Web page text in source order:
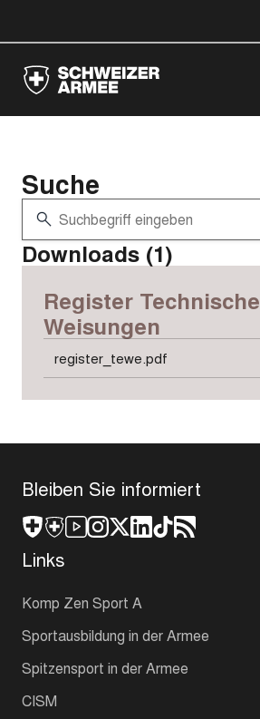
Suche
Downloads (1)
Register Technische
Weisungen
register_tewe.pdf
Bleiben Sie informiert
Links
Komp Zen Sport A
Sportausbildung in der Armee
Spitzensport in der Armee
CISM